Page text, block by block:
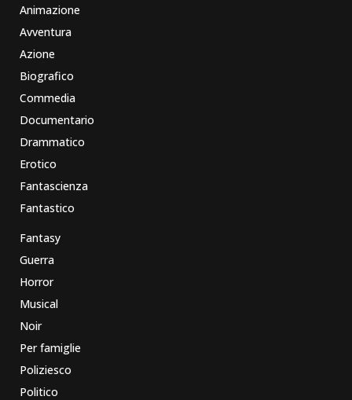
Animazione
Avventura
Azione
Biografico
Commedia
Documentario
Drammatico
Erotico
Fantascienza
Fantastico
Fantasy
Guerra
Horror
Musical
Noir
Per famiglie
Poliziesco
Politico